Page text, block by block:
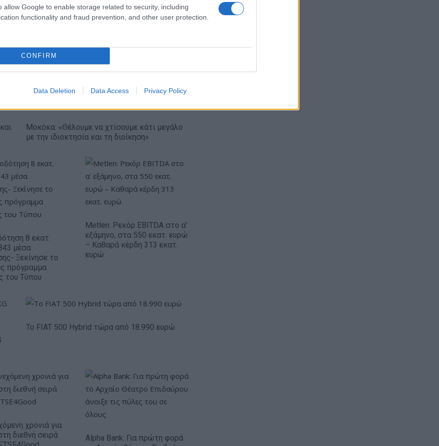
allow Google to enable storage related to security, including
functionality and fraud prevention, and other user protection.
CONFIRM
Data Deletion Data Access Privacy Policy
πολιορκία η
Νέο Audi A2 e-tron με στόχο
αποδοτικότητας
Μοκόκα: «Θέλουμε να χτίσουμε κάτι μεγάλο
με την ιδιοκτησία και τη διοίκηση»
8 εκατ.
μέσα
Ξεκίνησε το
πρόγραμμα
του Τύπου
Metlen: Ρεκόρ EBITDA στο α'
εξάμηνο, στα 550 εκατ. ευρώ
– Καθαρά κέρδη 313 εκατ.
ευρώ
Το FIAT 500 Hybrid τώρα από 18.990 ευρώ
χρονιά για
διεθνή σειρά
Alpha Bank: Για πρώτη φορά